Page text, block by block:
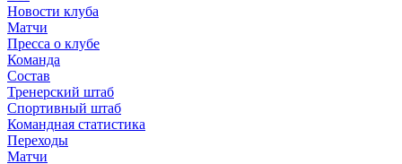
Новости клуба
Матчи
Пресса о клубе
Команда
Состав
Тренерский штаб
Спортивный штаб
Командная статистика
Переходы
Матчи